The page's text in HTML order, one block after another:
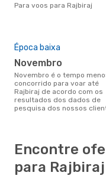
Para voos para Rajbiraj
Época baixa
novembro
novembro é o tempo menos
concorrido para voar até
Rajbiraj de acordo com os
resultados dos dados de
pesquisa dos nossos
Encontre
para Rajbiraj